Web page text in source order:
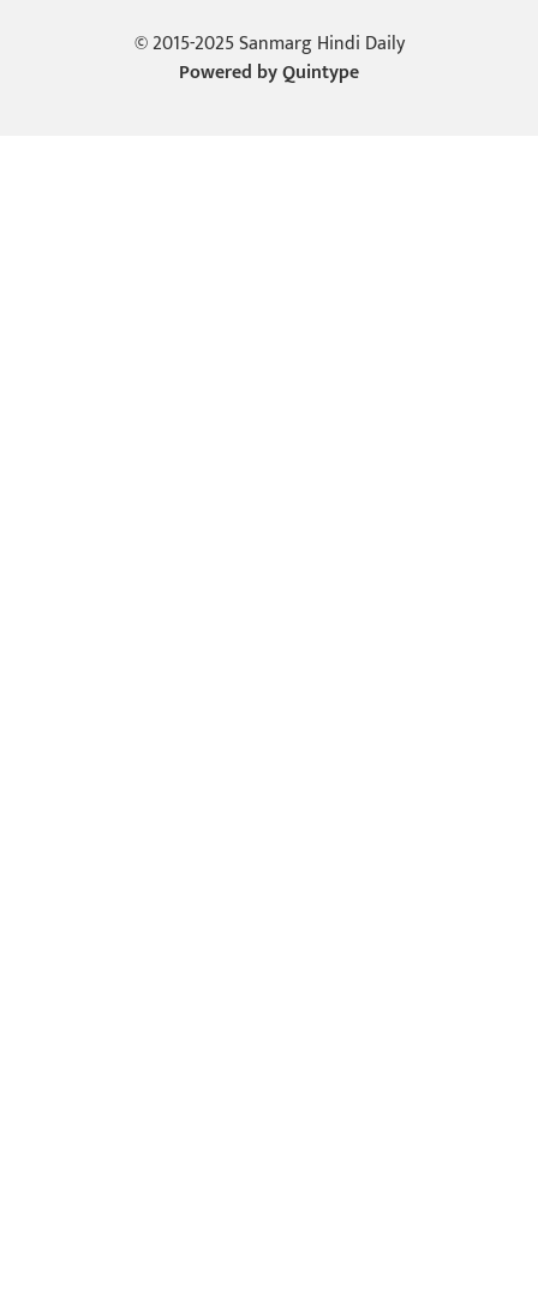
© 2015-2025 Sanmarg Hindi Daily
Powered byQuintype